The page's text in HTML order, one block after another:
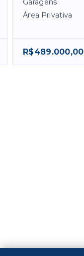
Garagens
Área Privativa
R$489.000,00